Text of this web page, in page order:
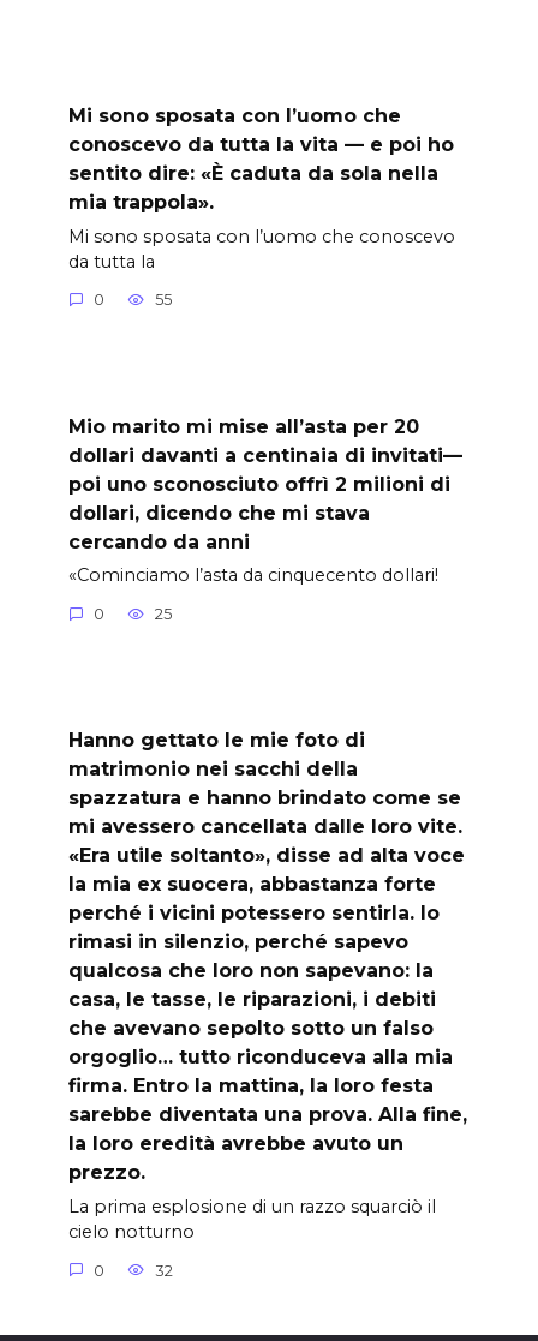
Mi sono sposata con l’uomo che
conoscevo da tutta la vita — e poi ho
sentito dire: «È caduta da sola nella
mia trappola».
Mi sono sposata con l’uomo che conoscevo
da tutta la
0 55
Mio marito mi mise all’asta per 20
dollari davanti a centinaia di invitati—
poi uno sconosciuto offrì 2 milioni di
dollari, dicendo che mi stava
cercando da anni
«Cominciamo l’asta da cinquecento dollari!
0 25
Hanno gettato le mie foto di
matrimonio nei sacchi della
spazzatura e hanno brindato come se
mi avessero cancellata dalle loro vite.
«Era utile soltanto», disse ad alta voce
la mia ex suocera, abbastanza forte
perché i vicini potessero sentirla. Io
rimasi in silenzio, perché sapevo
qualcosa che loro non sapevano: la
casa, le tasse, le riparazioni, i debiti
che avevano sepolto sotto un falso
orgoglio… tutto riconduceva alla mia
firma. Entro la mattina, la loro festa
sarebbe diventata una prova. Alla fine,
la loro eredità avrebbe avuto un
prezzo.
La prima esplosione di un razzo squarciò il
cielo notturno
0 32